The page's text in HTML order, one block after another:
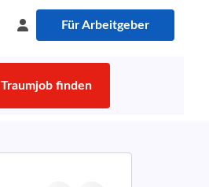
Für Arbeitgeber
Traumjob finden